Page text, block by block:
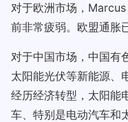
对于欧洲市场，
前非常疲弱。欧盟通胀
对于中国市场，中国有
太阳能光伏等新能源、
经历经济转型，太阳能
车、特别是电动汽车和